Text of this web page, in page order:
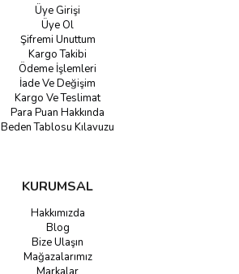
Üye Girişi
Üye Ol
Şifremi Unuttum
Kargo Takibi
Ödeme İşlemleri
İade Ve Değişim
Kargo Ve Teslimat
Para Puan Hakkında
Beden Tablosu Kılavuzu
KURUMSAL
Hakkımızda
Blog
Bize Ulaşın
Mağazalarımız